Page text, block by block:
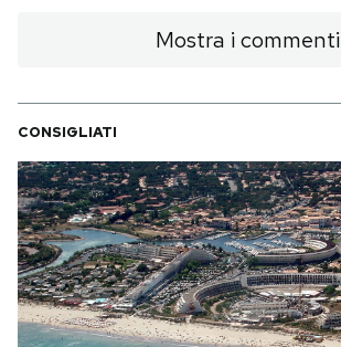
CALENDARIO
AREA PERSONALE
Area Personale
Newsletter
Notifiche mobile
Mostra i commenti
CONSIGLIATI